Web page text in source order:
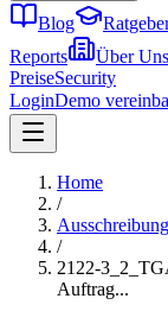
Blog
Reports
Über Uns
PreiseSecurity
LoginDemo
Home
/
/
2122-
Auftrag...